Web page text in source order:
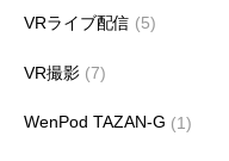
VRライブ配信 (5)
VR撮影 (7)
WenPod TAZAN-G (1)